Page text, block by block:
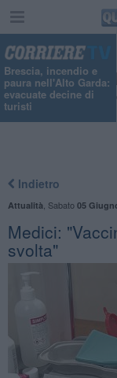
Brescia, incendio e
paura nell'Alto Garda:
evacuate decine di
turisti
Indietro
Attualità Sabato 05
Medici:
svolta"